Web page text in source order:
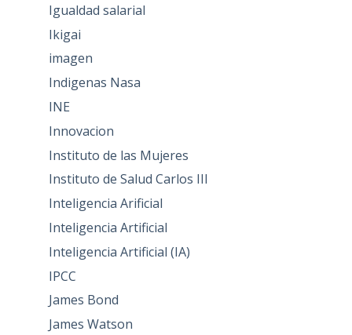
Igualdad salarial
Ikigai
imagen
Indigenas Nasa
INE
Innovacion
Instituto de las Mujeres
Instituto de Salud Carlos III
Inteligencia Arificial
Inteligencia Artificial
Inteligencia Artificial (IA)
IPCC
James Bond
James Watson